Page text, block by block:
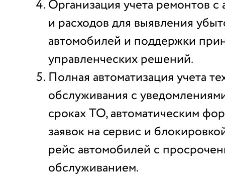
Организация учета ремонтов с
и расходов для выявления
автомобилей и поддержки
управленческих решений.
Полная автоматизация учета
обслуживания с
сроках ТО, автоматическим
заявок на сервис и
рейс автомобилей с
обслуживанием.